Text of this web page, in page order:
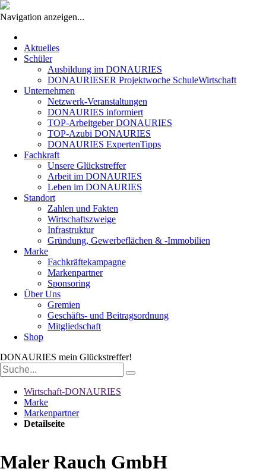
Navigation anzeigen...
überspringen
Aktuelles
Schüler
Ausbildung im DONAURIES
DONAURIESER Projektwoche SchuleWirtschaft
Unternehmen
Netzwerk-Veranstaltungen
DONAURIES informiert
TOP-Arbeitgeber DONAURIES
TOP-Azubi DONAURIES
DONAURIES ExpertenTipps
Fachkraft
Unsere Glückstreffer
Arbeit im DONAURIES
Leben im DONAURIES
Standort
Zahlen und Fakten
Wirtschaftszweige
Infrastruktur
Gründung, Gewerbeflächen & -Immobilien
Marke
Fachkräftekampagne
Markenpartner
Sponsoring
Über Uns
Gremien
Geschäfts- und Beitragsordnung
Mitgliedschaft
Shop
DONAURIES mein Glückstreffer!
Suchbegriffe
Wirtschaft-DONAURIES
Marke
Markenpartner
Detailseite
Maler Rauch GmbH